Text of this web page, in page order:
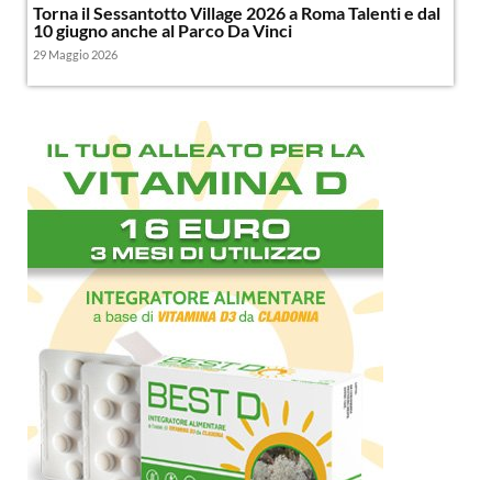
Torna il Sessantotto Village 2026 a Roma Talenti e dal
10 giugno anche al Parco Da Vinci
29 Maggio 2026